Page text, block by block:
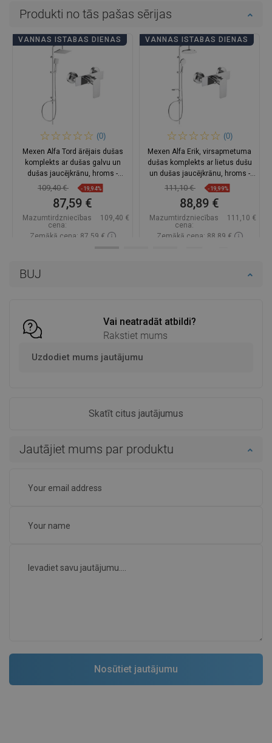
BUJ
Vai neatradāt atbildi?
Rakstiet mums
Uzdodiet mums jautājumu
Skatīt citus jautājumus
Jautājiet mums par produktu
Produkti no tās pašas sērijas
VANNAS ISTABAS DIENAS
(0)
Mexen Alfa Tord ārējais dušas
komplekts ar dušas galvu un
dušas jaucējkrānu, hroms -
745740200-00
109,40 € -19,94%
87,59 €
Mazumtirdzniecības
cena:
109,40 €
Zemākā cena: 87,59 €
VANNAS ISTABAS DIENAS
(0)
Mexen Alfa Erik, virsapmetuma
dušas komplekts ar lietus dušu
un dušas jaucējkrānu, hroms -
745740205-00
111,10 € -19,99%
88,89 €
Mazumtirdzniecības
cena:
111,10 €
Zemākā cena: 88,89 €